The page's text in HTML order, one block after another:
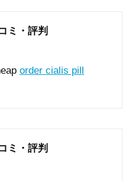
ミ・評判
order cialis pill
ミ・評判